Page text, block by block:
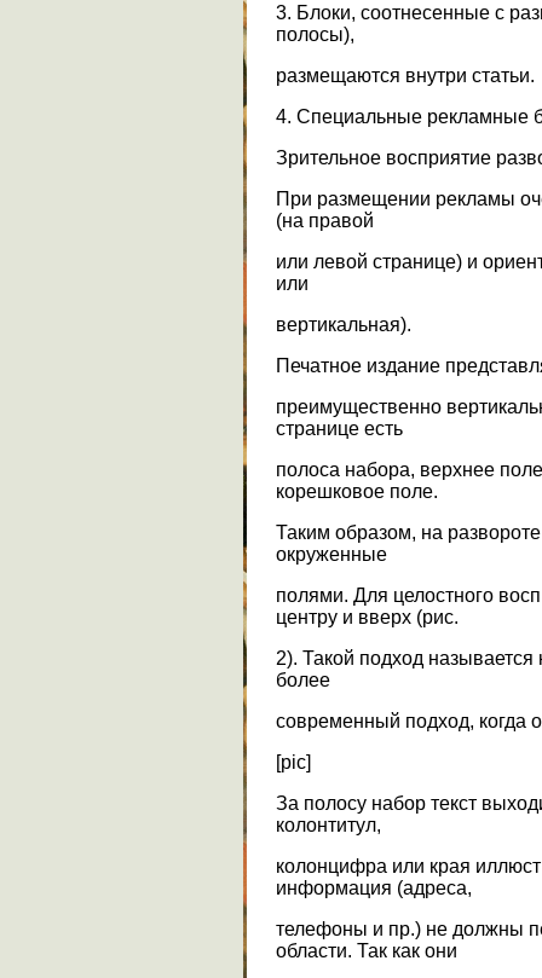
3. Блоки, соотнесенные с
полосы),
размещаются внутри статьи.
4. Специальные рекламные
Зрительное восприятие
При размещении рекламы
(на правой
или левой странице) и
или
вертикальная).
Печатное издание
преимущественно
странице есть
полоса набора, верхнее
корешковое поле.
Таким образом, на
окруженные
полями. Для целостного
центру и вверх (рис.
2). Такой подход
более
современный подход, когда
[pic]
За полосу набор текст
колонтитул,
колонцифра или края
информация (адреса,
телефоны и пр.) не должны
области. Так как они